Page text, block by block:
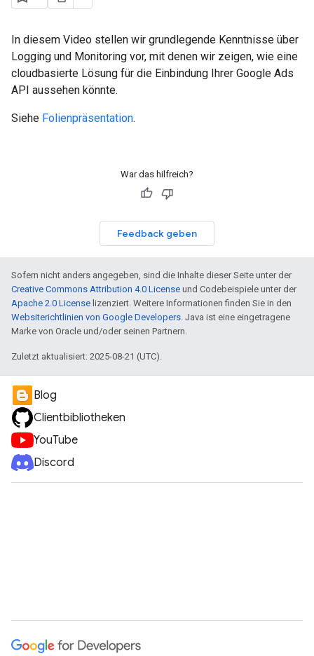
In diesem Video stellen wir grundlegende Kenntnisse über
Logging und Monitoring vor, mit denen wir zeigen, wie eine
cloudbasierte Lösung für die Einbindung Ihrer Google Ads
API aussehen könnte.
Siehe Folienpräsentation.
War das hilfreich?
Feedback geben
Sofern nicht anders angegeben, sind die Inhalte dieser Seite unter der
Creative Commons Attribution 4.0 License und Codebeispiele unter der
Apache 2.0 License lizenziert. Weitere Informationen finden Sie in den
Websiterichtlinien von Google Developers. Java ist eine eingetragene
Marke von Oracle und/oder seinen Partnern.
Zuletzt aktualisiert: 2025-08-21 (UTC).
Blog
Clientbibliotheken
YouTube
Discord